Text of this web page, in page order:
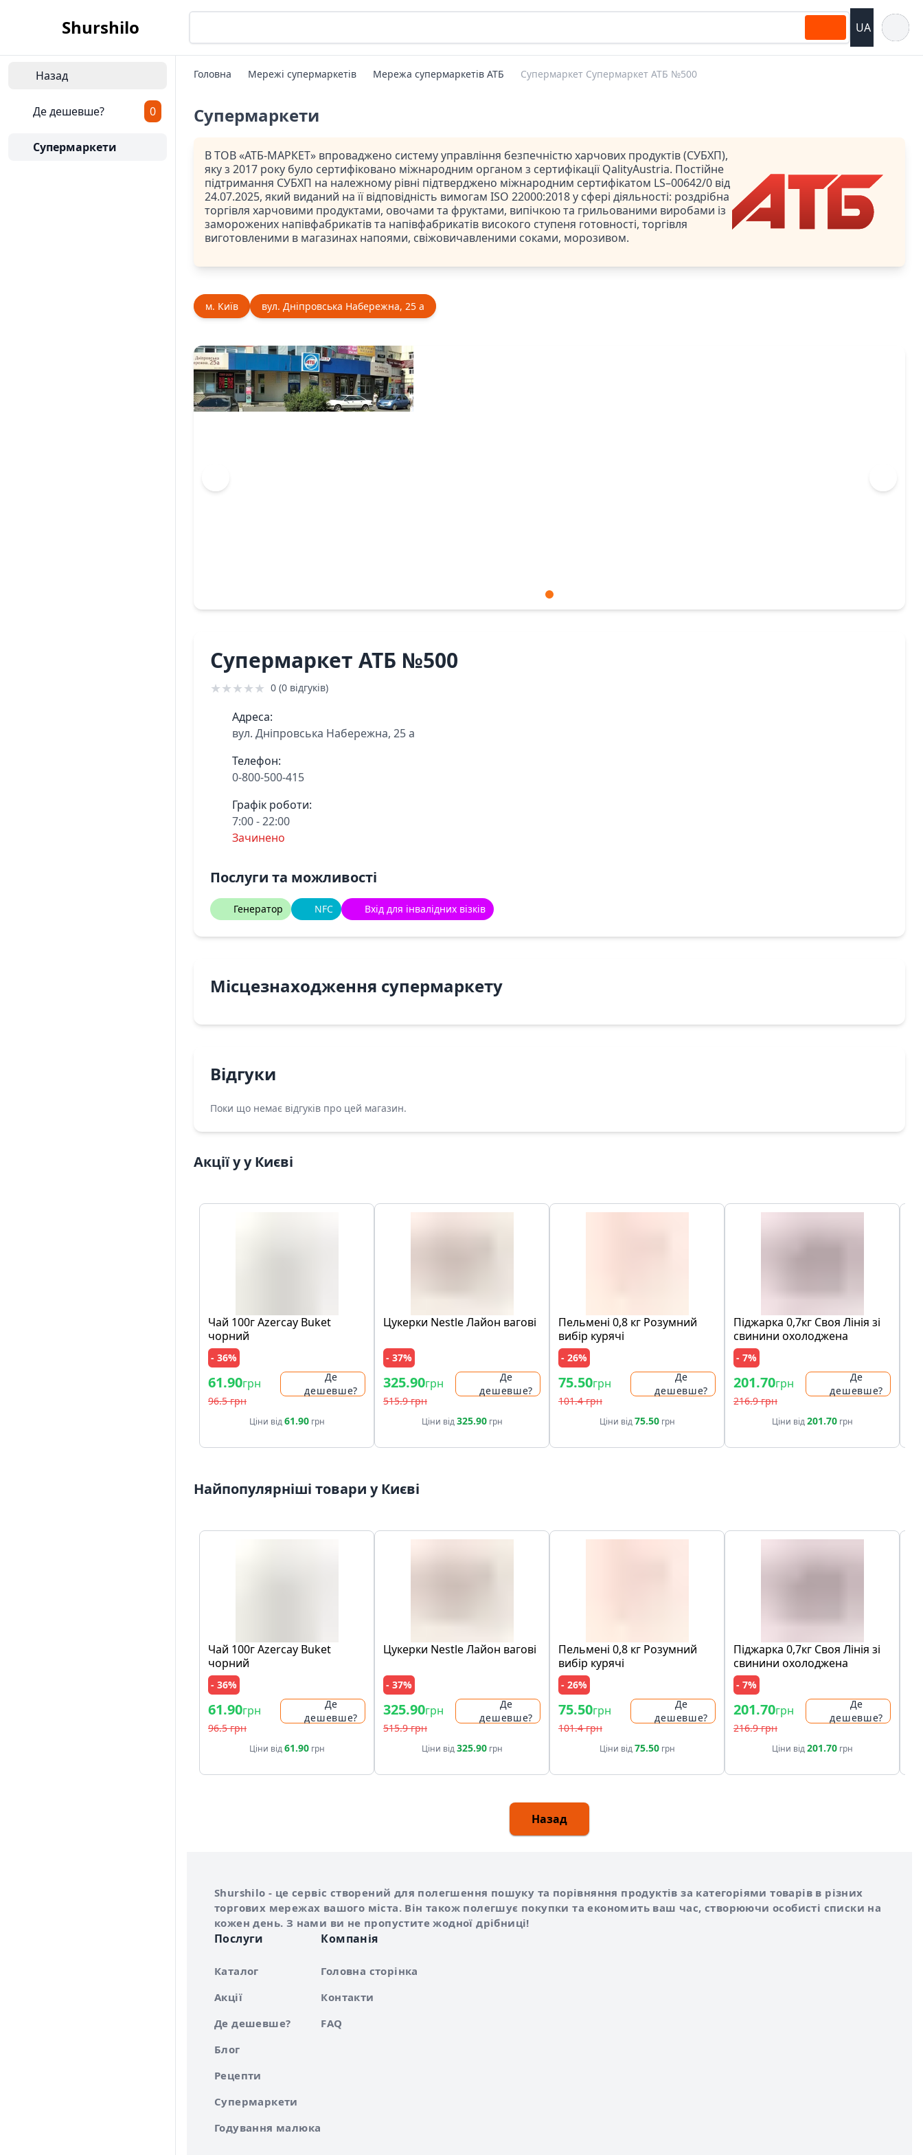
Shurshilo UA
Назад
Де дешевше? 0
Супермаркети
Головна Мережі супермаркетів Мережа супермаркетів АТБ Супермаркет Супермаркет АТБ №500
Супермаркети
В ТОВ «АТБ-МАРКЕТ» впроваджено систему управління безпечністю харчових продуктів (СУБХП),
яку з 2017 року було сертифіковано міжнародним органом з сертифікації QalityAustria. Постійне
підтримання СУБХП на належному рівні підтверджено міжнародним сертифікатом LS–00642/0 від
24.07.2025, який виданий на її відповідність вимогам ISO 22000:2018 у сфері діяльності: роздрібна
торгівля харчовими продуктами, овочами та фруктами, випічкою та грильованими виробами із
заморожених напівфабрикатів та напівфабрикатів високого ступеня готовності, торгівля
виготовленими в магазинах напоями, свіжовичавленими соками, морозивом.
м. Київ вул. Дніпровська Набережна, 25 а
Супермаркет АТБ №500
★★★★★ 0 (0 відгуків)
Адреса:
вул. Дніпровська Набережна, 25 а
Телефон:
0-800-500-415
Графік роботи:
7:00 - 22:00
Зачинено
Послуги та можливості
Генератор NFC Вхід для інвалідних візків
Місцезнаходження супермаркету
Відгуки
Поки що немає відгуків про цей магазин.
Акції у у Києві
Чай 100г Azercay Buket
чорний
- 36%
61.90грн
96.5 грн
Де
дешевше?
Ціни від61.90грн
Цукерки Nestle Лайон вагові
- 37%
325.90грн
515.9 грн
Де
дешевше?
Ціни від325.90грн
Пельмені 0,8 кг Розумний
вибір курячі
- 26%
75.50грн
101.4 грн
Де
дешевше?
Ціни від75.50грн
Піджарка 0,7кг Своя Лінія зі
свинини охолоджена
- 7%
201.70грн
216.9 грн
Де
дешевше?
Ціни від201.70грн
Найпопулярніші товари у Києві
Чай 100г Azercay Buket
чорний
- 36%
61.90грн
96.5 грн
Де
дешевше?
Ціни від61.90грн
Цукерки Nestle Лайон вагові
- 37%
325.90грн
515.9 грн
Де
дешевше?
Ціни від325.90грн
Пельмені 0,8 кг Розумний
вибір курячі
- 26%
75.50грн
101.4 грн
Де
дешевше?
Ціни від75.50грн
Піджарка 0,7кг Своя Лінія зі
свинини охолоджена
- 7%
201.70грн
216.9 грн
Де
дешевше?
Ціни від201.70грн
Назад
Про сервіс Shurshilo
Shurshilo - це сервіс створений для полегшення пошуку та порівняння продуктів за категоріями товарів в різних
торгових мережах вашого міста. Він також полегшує покупки та економить ваш час, створюючи особисті списки на
кожен день. З нами ви не пропустите жодної дрібниці!
Послуги
Каталог
Акції
Де дешевше?
Блог
Рецепти
Супермаркети
Годування малюка
Компанія
Головна сторінка
Контакти
FAQ